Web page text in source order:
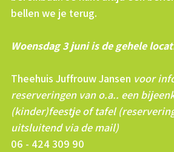
bellen we je terug.
Woensdag 3 juni is de gehele
Theehuis Juffrouw Jansen voor
reserveringen van o.a.. een
(kinder)feestje of tafel
uitsluitend via de mail)
06 - 424 309 90